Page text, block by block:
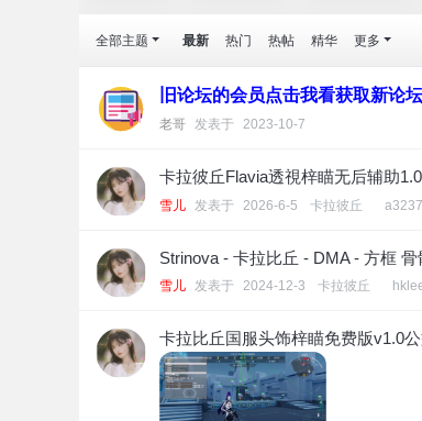
全部主题 最新 热门 热帖 精华 更多
旧论坛的会员点击我看获取新论
老哥 发表于 2023-10-7
卡拉彼丘Flavia透視梓瞄无后辅助1.0
雪儿 发表于 2026-6-5 卡拉彼丘
Strinova - 卡拉比丘 - DMA - 方框
雪儿 发表于 2024-12-3 卡拉彼丘
卡拉比丘国服头饰梓瞄免费版v1.0